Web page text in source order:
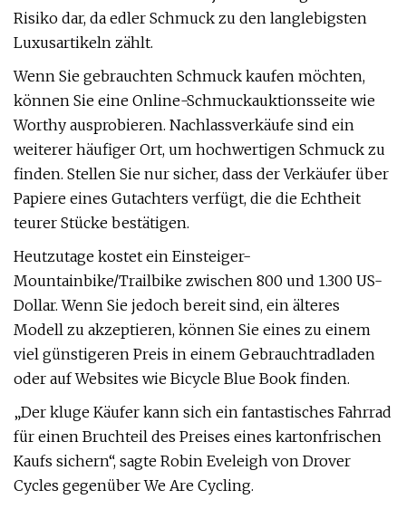
Risiko dar, da edler Schmuck zu den langlebigsten
Luxusartikeln zählt.
Wenn Sie gebrauchten Schmuck kaufen möchten,
können Sie eine Online-Schmuckauktionsseite wie
Worthy ausprobieren. Nachlassverkäufe sind ein
weiterer häufiger Ort, um hochwertigen Schmuck zu
finden. Stellen Sie nur sicher, dass der Verkäufer über
Papiere eines Gutachters verfügt, die die Echtheit
teurer Stücke bestätigen.
Heutzutage kostet ein Einsteiger-
Mountainbike/Trailbike zwischen 800 und 1.300 US-
Dollar. Wenn Sie jedoch bereit sind, ein älteres
Modell zu akzeptieren, können Sie eines zu einem
viel günstigeren Preis in einem Gebrauchtradladen
oder auf Websites wie Bicycle Blue Book finden.
„Der kluge Käufer kann sich ein fantastisches Fahrrad
für einen Bruchteil des Preises eines kartonfrischen
Kaufs sichern“, sagte Robin Eveleigh von Drover
Cycles gegenüber We Are Cycling.